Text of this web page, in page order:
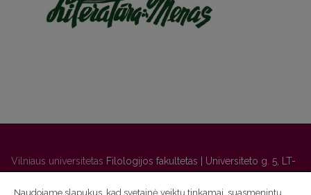
Vilniaus universitetas Filologijos fakultetas | Universiteto g. 5, LT-
01131 Vilnius
Naudojame slapukus, kad svetainė veiktų tinkamai, suasmenintų